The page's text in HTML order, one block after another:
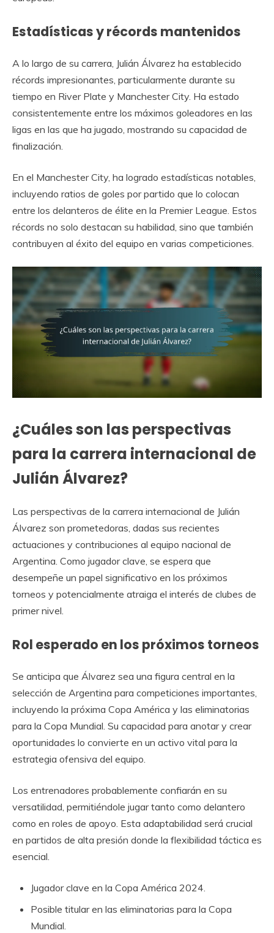
Estadísticas y récords mantenidos
A lo largo de su carrera, Julián Álvarez ha establecido
récords impresionantes, particularmente durante su
tiempo en River Plate y Manchester City. Ha estado
consistentemente entre los máximos goleadores en las
ligas en las que ha jugado, mostrando su capacidad de
finalización.
En el Manchester City, ha logrado estadísticas notables,
incluyendo ratios de goles por partido que lo colocan
entre los delanteros de élite en la Premier League. Estos
récords no solo destacan su habilidad, sino que también
contribuyen al éxito del equipo en varias competiciones.
¿Cuáles son las perspectivas
para la carrera internacional de
Julián Álvarez?
Las perspectivas de la carrera internacional de Julián
Álvarez son prometedoras, dadas sus recientes
actuaciones y contribuciones al equipo nacional de
Argentina. Como jugador clave, se espera que
desempeñe un papel significativo en los próximos
torneos y potencialmente atraiga el interés de clubes de
primer nivel.
Rol esperado en los próximos torneos
Se anticipa que Álvarez sea una figura central en la
selección de Argentina para competiciones importantes,
incluyendo la próxima Copa América y las eliminatorias
para la Copa Mundial. Su capacidad para anotar y crear
oportunidades lo convierte en un activo vital para la
estrategia ofensiva del equipo.
Los entrenadores probablemente confiarán en su
versatilidad, permitiéndole jugar tanto como delantero
como en roles de apoyo. Esta adaptabilidad será crucial
en partidos de alta presión donde la flexibilidad táctica es
esencial.
Jugador clave en la Copa América 2024.
Posible titular en las eliminatorias para la Copa
Mundial.